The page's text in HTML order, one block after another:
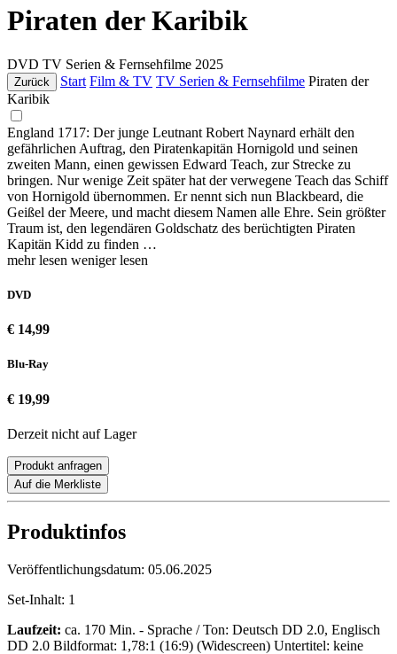
Piraten der Karibik
DVD TV Serien & Fernsehfilme 2025
Zurück Start Film & TV TV Serien & Fernsehfilme Piraten der
Karibik
England 1717: Der junge Leutnant Robert Naynard erhält den
gefährlichen Auftrag, den Piratenkapitän Hornigold und seinen
zweiten Mann, einen gewissen Edward Teach, zur Strecke zu
bringen. Nur wenige Zeit später hat der verwegene Teach das Schiff
von Hornigold übernommen. Er nennt sich nun Blackbeard, die
Geißel der Meere, und macht diesem Namen alle Ehre. Sein größter
Traum ist, den legendären Goldschatz des berüchtigten Piraten
Kapitän Kidd zu finden …
mehr lesen weniger lesen
DVD
€ 14,99
Blu-Ray
€ 19,99
Derzeit nicht auf Lager
Produkt anfragen
Auf die Merkliste
Produktinfos
Veröffentlichungsdatum: 05.06.2025
Set-Inhalt: 1
Laufzeit: ca. 170 Min. - Sprache / Ton: Deutsch DD 2.0, Englisch
DD 2.0 Bildformat: 1,78:1 (16:9) (Widescreen) Untertitel: keine